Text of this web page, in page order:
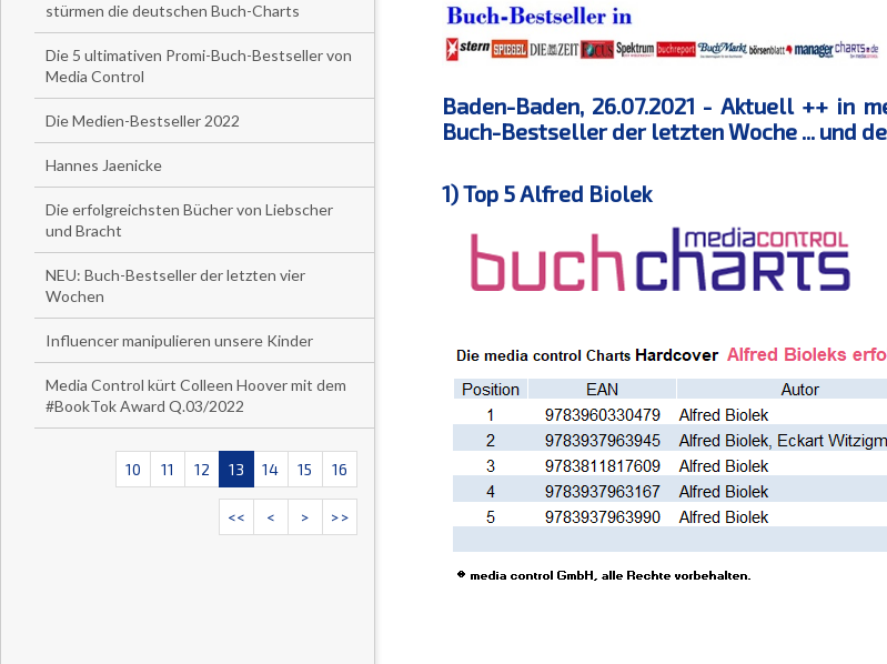
stürmen die deutschen Buch-Charts
Die 5 ultimativen Promi-Buch-Bestseller von
Media Control
Die Medien-Bestseller 2022
Hannes Jaenicke
Die erfolgreichsten Bücher von Liebscher
und Bracht
NEU: Buch-Bestseller der letzten vier
Wochen
Influencer manipulieren unsere Kinder
Media Control kürt Colleen Hoover mit dem
#BookTok Award Q.03/2022
10 11 12 13 14 15 16
<< < > >>
Baden-Baden, 26.07.2021 - Aktuell ++ in
Buch-Bestseller der letzten Woche ...und
1) Top 5 Alfred Biolek